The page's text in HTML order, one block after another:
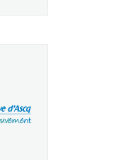
fenêtre)